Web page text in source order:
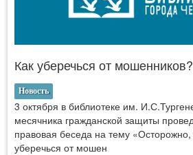
Как уберечься от мошенников?
Новость
3 октября в библиотеке им.
месячника гражданской защиты
правовая беседа на тему «Осторожно,
уберечься от мошен